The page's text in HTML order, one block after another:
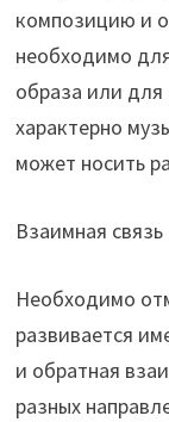
композицию и
необходимо
образа или для
характерно
может носить
Взаимная связь
Необходимо
развивается
и обратная
разных